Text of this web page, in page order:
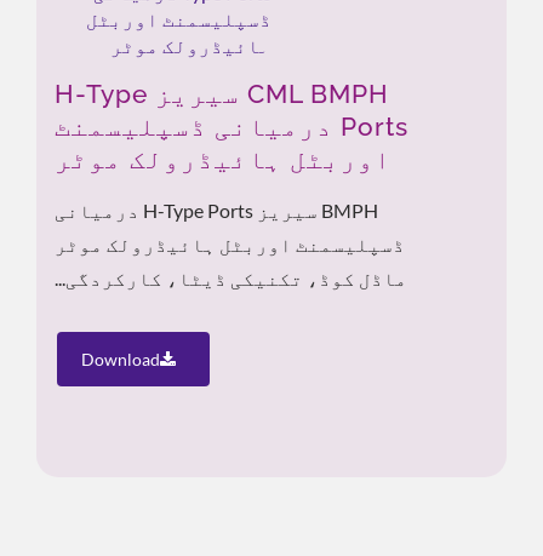
CML BMPH سیریز H-Type
Ports درمیانی ڈسپلیسمنٹ
اوربٹل ہائیڈرولک موٹر
BMPH سیریز H-Type Ports درمیانی
ڈسپلیسمنٹ اوربٹل ہائیڈرولک موٹر
ماڈل کوڈ، تکنیکی ڈیٹا، کارکردگی...
Download